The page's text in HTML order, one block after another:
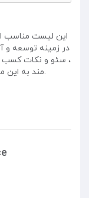
در زمینه توسعه و
، سئو و نکات کسب و
مند به این مطالب هستید تغییری در کلید زیر ایجاد نکنید.